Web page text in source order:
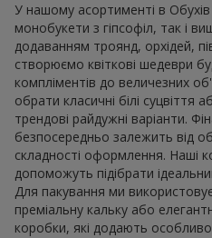
У нашому асортименті в Обухів
монобукети з гіпсофіл, так і
додаванням троянд, орхідей,
створюємо квіткові шедеври
компліментів до величезних
обрати класичні білі суцвіття
трендові райдужні варіанти.
безпосередньо залежить від
складності оформлення. Наші
допоможуть підібрати
Для пакування ми
преміальну кальку або
коробки, які додають